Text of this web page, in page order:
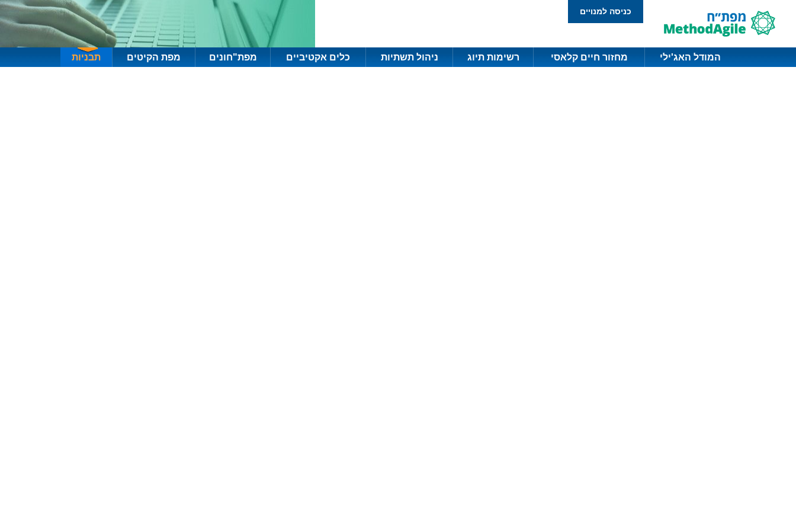
כניסה למנויים
המודל האג'ילי מחזור חיים קלאסי רשימות תיוג ניהול תשתיות כלים אקטיביים מפת"חונים מפת הקיטים תבניות